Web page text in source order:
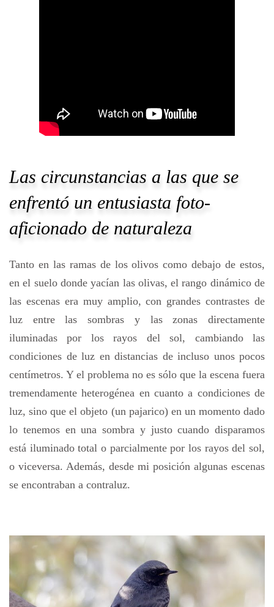
Las circunstancias a las que se
enfrentó un entusiasta foto-
aficionado de naturaleza
Tanto en las ramas de los olivos como debajo de estos,
en el suelo donde yacían las olivas, el rango dinámico de
las escenas era muy amplio, con grandes contrastes de
luz entre las sombras y las zonas directamente
iluminadas por los rayos del sol, cambiando las
condiciones de luz en distancias de incluso unos pocos
centímetros. Y el problema no es sólo que la escena fuera
tremendamente heterogénea en cuanto a condiciones de
luz, sino que el objeto (un pajarico) en un momento dado
lo tenemos en una sombra y justo cuando disparamos
está iluminado total o parcialmente por los rayos del sol,
o viceversa. Además, desde mi posición algunas escenas
se encontraban a contraluz.